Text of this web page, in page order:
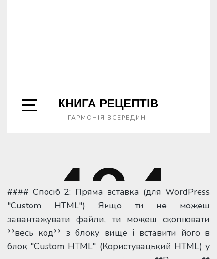
#### Спосіб 2: Пряма вставка (для WordPress
"Custom HTML") Якщо ти не можеш
завантажувати файли, ти можеш скопіювати
**весь код** з блоку вище і вставити його в
блок "Custom HTML" (Користувацький HTML) у